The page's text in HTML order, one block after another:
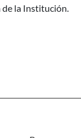
la Institución.